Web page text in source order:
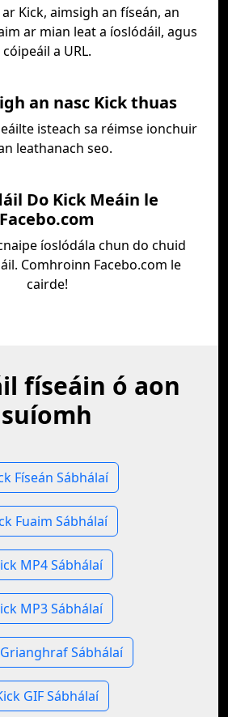
Kick, aimsigh an físeán, an
ar mian leat a íoslódáil, agus
cóipeáil a URL.
an nasc Kick thuas
isteach sa réimse ionchuir
leathanach seo.
Do Kick Meáin le
Facebo.com
íoslódála chun do chuid
Comhroinn Facebo.com le
cairde!
físeáin ó aon
suíomh
Físeán Sábhálaí
Fuaim Sábhálaí
MP4 Sábhálaí
MP3 Sábhálaí
Sábhálaí
GIF Sábhálaí